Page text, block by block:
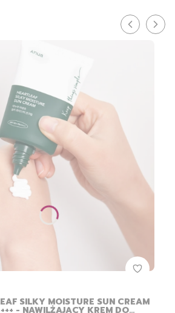
SILKY MOISTURE SUN CREAM
- NAWILŻAJĄCY KREM DO